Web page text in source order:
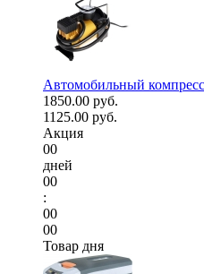
Автомобильный
1850.00 руб.
1125.00 руб.
Акция
00
дней
00
:
00
00
Товар дня